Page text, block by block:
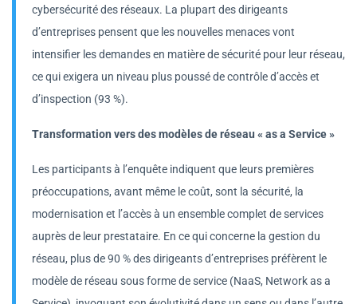
cybersécurité des réseaux. La plupart des dirigeants
d’entreprises pensent que les nouvelles menaces vont
intensifier les demandes en matière de sécurité pour leur réseau,
ce qui exigera un niveau plus poussé de contrôle d’accès et
d’inspection (93 %).
Transformation vers des modèles de réseau « as a Service »
Les participants à l’enquête indiquent que leurs premières
préoccupations, avant même le coût, sont la sécurité, la
modernisation et l’accès à un ensemble complet de services
auprès de leur prestataire. En ce qui concerne la gestion du
réseau, plus de 90 % des dirigeants d’entreprises préfèrent le
modèle de réseau sous forme de service (NaaS, Network as a